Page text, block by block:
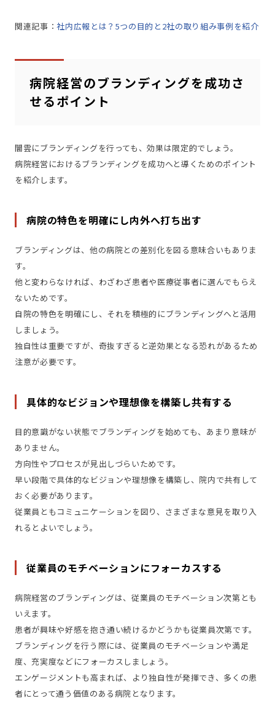
関連記事：社内広報とは？5つの目的と2社の取り組み事例を紹介
病院経営のブランディングを成功さ
せるポイント
闇雲にブランディングを行っても、効果は限定的でしょう。
病院経営におけるブランディングを成功へと導くためのポイント
を紹介します。
病院の特色を明確にし内外へ打ち出す
ブランディングは、他の病院との差別化を図る意味合いもありま
す。
他と変わらなければ、わざわざ患者や医療従事者に選んでもらえ
ないためです。
自院の特色を明確にし、それを積極的にブランディングへと活用
しましょう。
独自性は重要ですが、奇抜すぎると逆効果となる恐れがあるため
注意が必要です。
具体的なビジョンや理想像を構築し共有する
目的意識がない状態でブランディングを始めても、あまり意味が
ありません。
方向性やプロセスが見出しづらいためです。
早い段階で具体的なビジョンや理想像を構築し、院内で共有して
おく必要があります。
従業員ともコミュニケーションを図り、さまざまな意見を取り入
れるとよいでしょう。
従業員のモチベーションにフォーカスする
病院経営のブランディングは、従業員のモチベーション次第とも
いえます。
患者が興味や好感を抱き通い続けるかどうかも従業員次第です。
ブランディングを行う際には、従業員のモチベーションや満足
度、充実度などにフォーカスしましょう。
エンゲージメントも高まれば、より独自性が発揮でき、多くの患
者にとって通う価値のある病院となります。